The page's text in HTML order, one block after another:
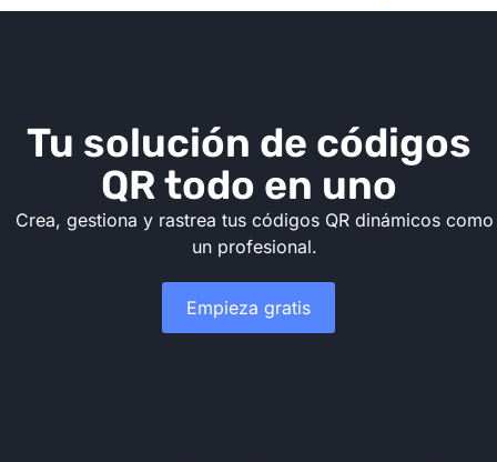
Tu solución de códigos
QR todo en uno
Crea, gestiona y rastrea tus códigos QR dinámicos como
un profesional.
Empieza gratis